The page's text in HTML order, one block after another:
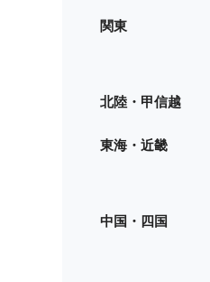
関東
北陸・甲信越
東海・近畿
中国・四国